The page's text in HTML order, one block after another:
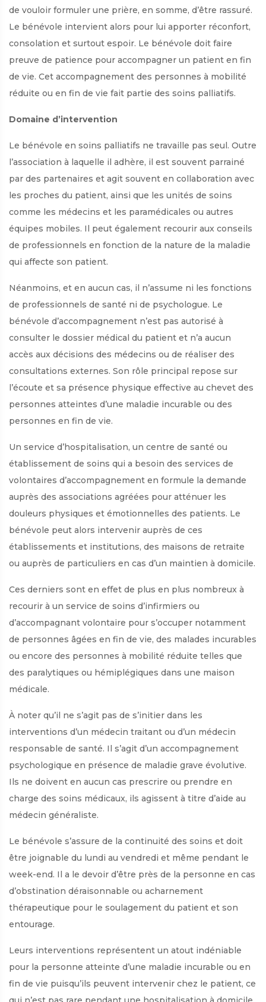
de vouloir formuler une prière, en somme, d’être rassuré.
Le bénévole intervient alors pour lui apporter réconfort,
consolation et surtout espoir. Le bénévole doit faire
preuve de patience pour accompagner un patient en fin
de vie. Cet accompagnement des personnes à mobilité
réduite ou en fin de vie fait partie des soins palliatifs.
Domaine d’intervention
Le bénévole en soins palliatifs ne travaille pas seul. Outre
l’association à laquelle il adhère, il est souvent parrainé
par des partenaires et agit souvent en collaboration avec
les proches du patient, ainsi que les unités de soins
comme les médecins et les paramédicales ou autres
équipes mobiles. Il peut également recourir aux conseils
de professionnels en fonction de la nature de la maladie
qui affecte son patient.
Néanmoins, et en aucun cas, il n’assume ni les fonctions
de professionnels de santé ni de psychologue. Le
bénévole d’accompagnement n’est pas autorisé à
consulter le dossier médical du patient et n’a aucun
accès aux décisions des médecins ou de réaliser des
consultations externes. Son rôle principal repose sur
l’écoute et sa présence physique effective au chevet des
personnes atteintes d’une maladie incurable ou des
personnes en fin de vie.
Un service d’hospitalisation, un centre de santé ou
établissement de soins qui a besoin des services de
volontaires d’accompagnement en formule la demande
auprès des associations agréées pour atténuer les
douleurs physiques et émotionnelles des patients. Le
bénévole peut alors intervenir auprès de ces
établissements et institutions, des maisons de retraite
ou auprès de particuliers en cas d’un maintien à domicile.
Ces derniers sont en effet de plus en plus nombreux à
recourir à un service de soins d’infirmiers ou
d’accompagnant volontaire pour s’occuper notamment
de personnes âgées en fin de vie, des malades incurables
ou encore des personnes à mobilité réduite telles que
des paralytiques ou hémiplégiques dans une maison
médicale.
À noter qu’il ne s’agit pas de s’initier dans les
interventions d’un médecin traitant ou d’un médecin
responsable de santé. Il s’agit d’un accompagnement
psychologique en présence de maladie grave évolutive.
Ils ne doivent en aucun cas prescrire ou prendre en
charge des soins médicaux, ils agissent à titre d’aide au
médecin généraliste.
Le bénévole s’assure de la continuité des soins et doit
être joignable du lundi au vendredi et même pendant le
week-end. Il a le devoir d’être près de la personne en cas
d’obstination déraisonnable ou acharnement
thérapeutique pour le soulagement du patient et son
entourage.
Leurs interventions représentent un atout indéniable
pour la personne atteinte d’une maladie incurable ou en
fin de vie puisqu’ils peuvent intervenir chez le patient, ce